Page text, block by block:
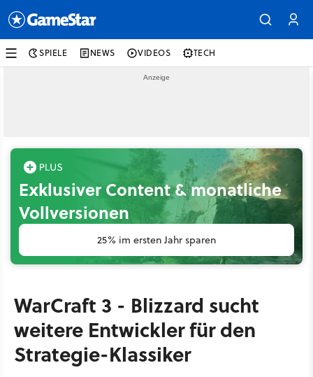
SPIELE NEWS VIDEOS TECH
Exklusiver Content & monatliche
Vollversionen
25% im ersten Jahr sparen
WarCraft 3 - Blizzard sucht
weitere Entwickler für den
Strategie-Klassiker